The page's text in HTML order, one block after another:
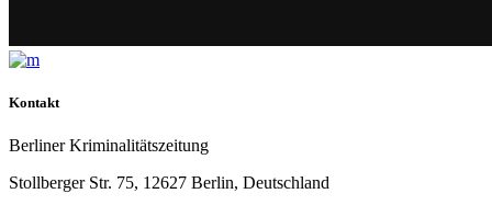
Kontakt
Berliner Kriminalitätszeitung
Stollberger Str. 75, 12627 Berlin, Deutschland